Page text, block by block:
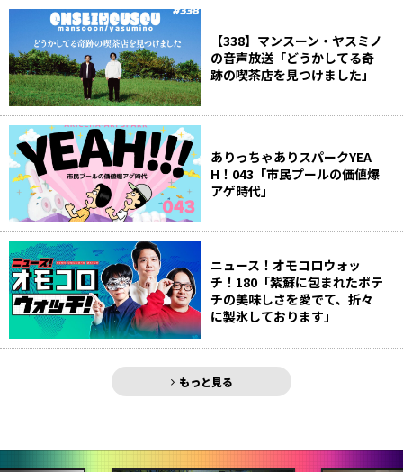
【338】マンスーン・ヤスミノ
の音声放送「どうかしてる奇
跡の喫茶店を見つけました」
ありっちゃありスパークYEA
H！043「市民プールの価値爆
アゲ時代」
ニュース！オモコロウォッ
チ！180「紫蘇に包まれたポテ
チの美味しさを愛でて、折々
に製氷しております」
もっと見る